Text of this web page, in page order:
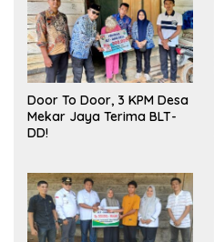
Door To Door, 3 KPM Desa
Mekar Jaya Terima BLT-
DD!